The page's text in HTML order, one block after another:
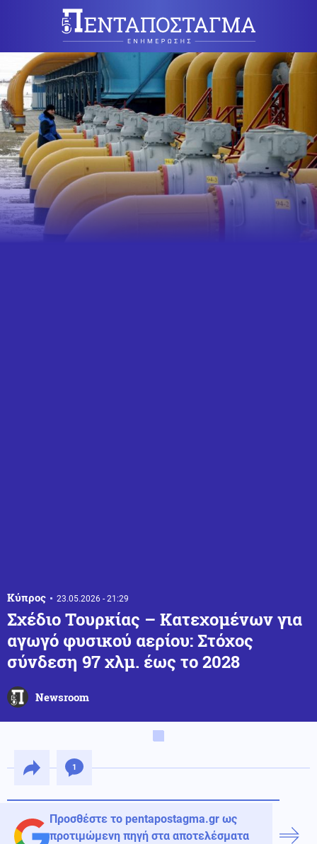
Κύπρος 23.05.2026 - 21:29
Σχέδιο Τουρκίας – Κατεχομένων για
αγωγό φυσικού αερίου: Στόχος
σύνδεση 97 χλμ. έως το 2028
Newsroom
1
Προσθέστε το pentapostagma.gr ως
προτιμώμενη πηγή στα αποτελέσματα